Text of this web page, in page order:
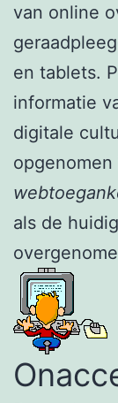
van online
en tablets.
informatie
digitale
opgenomen
als de